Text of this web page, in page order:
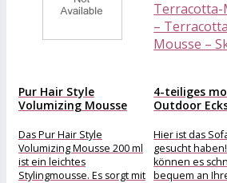
Pur Hair Style
Volumizing Mousse
Das Pur Hair Style
Volumizing Mousse 200 ml
ist ein leichtes
Stylingmousse. Es sorgt mit
4-teiliges
Outdoor
Mousse –...
Hier ist das
gesucht
können es
bequem an